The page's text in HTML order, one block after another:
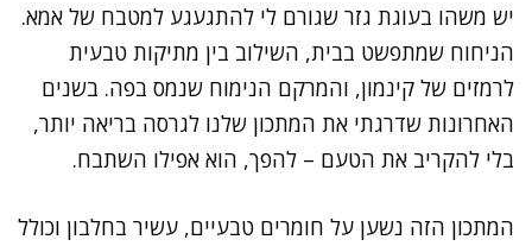
יש משהו בעוגת גזר שגורם לי להתגעגע למטבח של אמא.
הניחוח שמתפשט בבית, השילוב בין מתיקות טבעית
לרמזים של קינמון, והמרקם הנימוח שנמס בפה. בשנים
האחרונות שדרגתי את המתכון שלנו לגרסה בריאה יותר,
בלי להקריב את הטעם – להפך, הוא אפילו השתבח.
המתכון הזה נשען על חומרים טבעיים, עשיר בחלבון וכולל